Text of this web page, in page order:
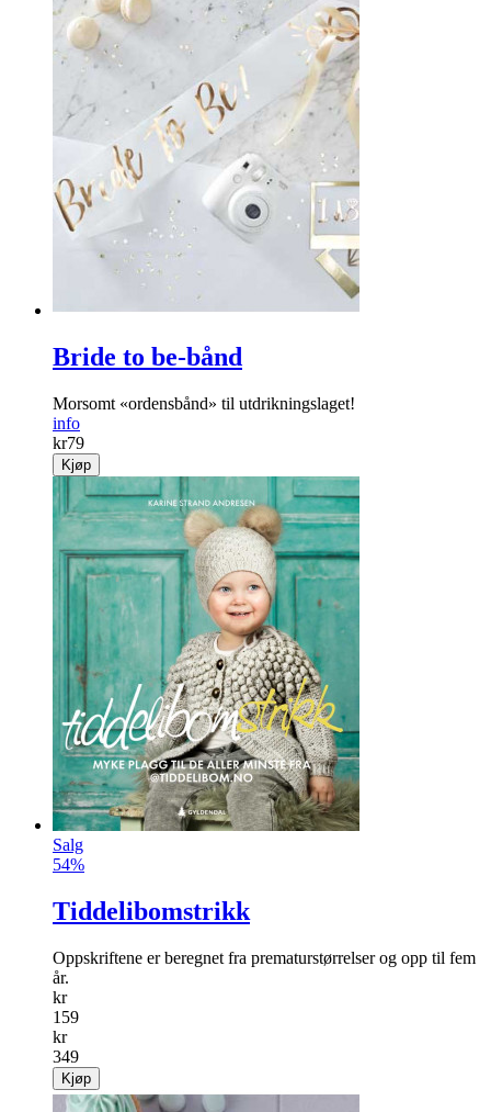
Bride to be-bånd
Morsomt «ordensbånd» til utdrikningslaget!
info
kr79
Kjøp
Salg
54%
Tiddelibomstrikk
Oppskriftene er beregnet fra prematurstørrelser og opp til fem
år.
kr
159
kr
349
Kjøp